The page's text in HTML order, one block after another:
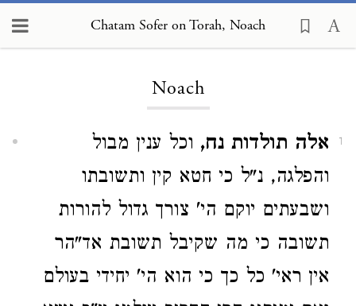
Chatam Sofer on Torah, Noach
Noach
1 אלה תולדות נח, וכל ענין מבול
והפלגה, נ"ל כי חטא קין ותשובתו
ושבעתים יוקם הי' צורך גדול להורות
תשובה כי מה שקיבל תשובת אד"הר
אין ראי' כל כך כי הוא הי' יחידי בעולם